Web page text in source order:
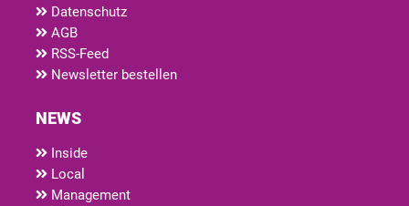
Datenschutz
AGB
RSS-Feed
Newsletter bestellen
NEWS
Inside
Local
Management